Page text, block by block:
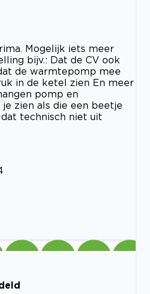
Mogelijk iets meer
bijv.: Dat de CV ook
de warmtepomp mee
in de ketel zien En meer
pomp en
zien als die een beetje
technisch niet uit